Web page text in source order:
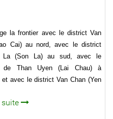
la frontier avec le district Van
Cai) au nord, avec le district
La (Son La) au sud, avec le
de Than Uyen (Lai Chau) à
et avec le district Van Chan (Yen
suite